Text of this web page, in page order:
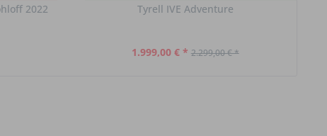
2022 Tyrell IVE Adventure
1.999,00 € * 2.299,00 € *